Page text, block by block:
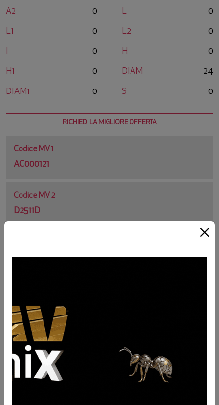
A2 0 L 0
L1 0 L2 0
I 0 H 0
H1 0 DIAM 24
DIAM1 0 S 0
RICHIEDI LA MIGLIORE OFFERTA
Codice MV 1
AC000121
Codice MV 2
D2511D
QTY
UM
- Nessun produttore -